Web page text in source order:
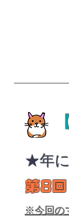
【
★年
第8回
※今回の